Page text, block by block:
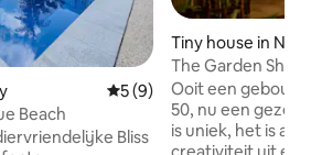
Gemiddelde beoordeling
5 (9)
Beach
Bliss
Tiny house in
The Garden Shed
Ooit een
50, nu een
is uniek, het is